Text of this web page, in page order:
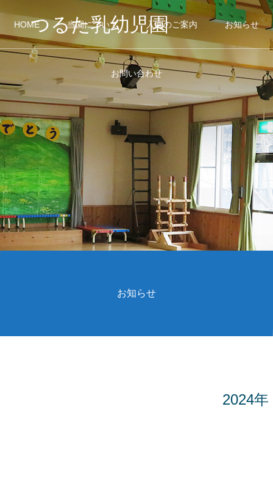
つるた乳幼児園
HOME 当園について 入園のご案内 お知らせ
お問い合わせ
お知らせ
2024年